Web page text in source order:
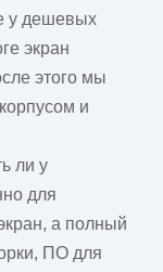
у дешевых
экран
этого мы
и
ли у
для
а полный
ПО для